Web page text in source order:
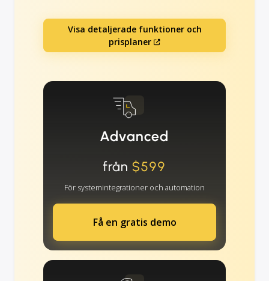
Visa detaljerade funktioner och
prisplaner
Advanced
från $599
För systemintegrationer och automation
Få en gratis demo